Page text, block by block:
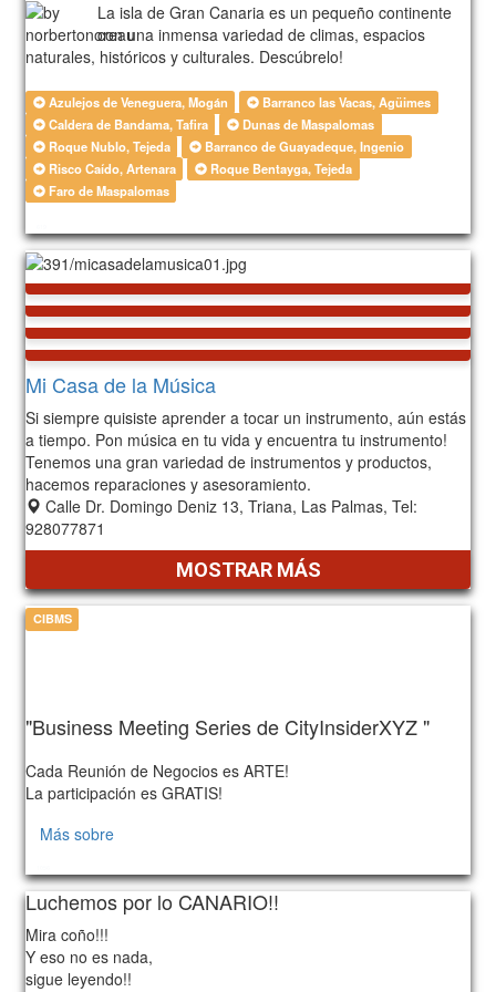
La isla de Gran Canaria es un pequeño continente
con una inmensa variedad de climas, espacios
naturales, históricos y culturales. Descúbrelo!
Azulejos de Veneguera, Mogán
Barranco las Vacas, Agüimes
Caldera de Bandama, Tafira
Dunas de Maspalomas
Roque Nublo, Tejeda
Barranco de Guayadeque, Ingenio
Risco Caído, Artenara
Roque Bentayga, Tejeda
Faro de Maspalomas
Mi Casa de la Música
Si siempre quisiste aprender a tocar un instrumento, aún estás
a tiempo. Pon música en tu vida y encuentra tu instrumento!
Tenemos una gran variedad de instrumentos y productos,
hacemos reparaciones y asesoramiento.
Calle Dr. Domingo Deniz 13, Triana, Las Palmas, Tel:
928077871
MOSTRAR MÁS
CIBMS
"Business Meeting Series de CityInsiderXYZ "
Cada Reunión de Negocios es ARTE!
La participación es GRATIS!
Más sobre
Luchemos por lo CANARIO!!
Mira coño!!!
Y eso no es nada,
sigue leyendo!!